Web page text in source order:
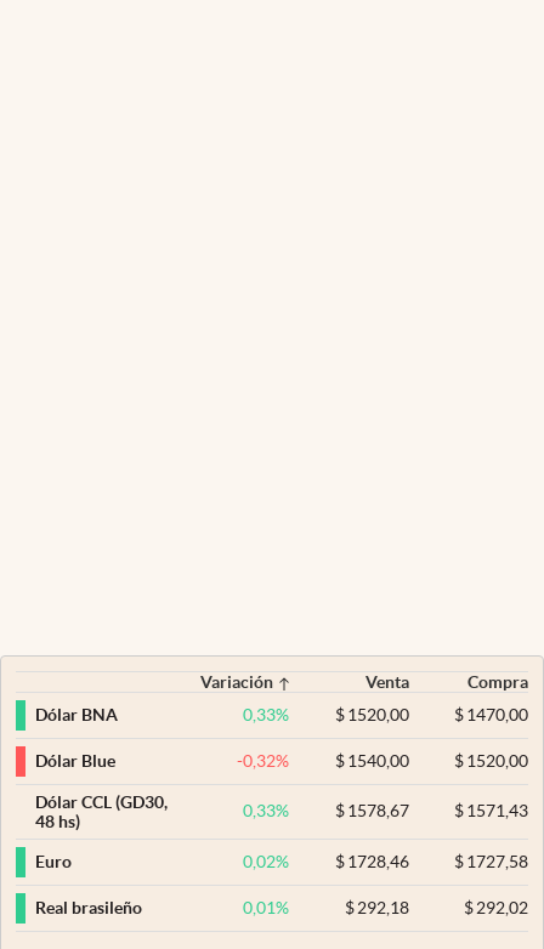
Variación Venta
Compra
Dólar BNA
0,33% $ 1520,00 $1470,00
Dólar Blue -0,32% $ 1540,00 $1520,00
Dólar CCL (GD30,
48 hs)
0,33% $ 1578,67 $1571,43
Euro 0,02% $ 1728,46 $1727,58
Real brasileño 0,01% $ 292,18 $292,02